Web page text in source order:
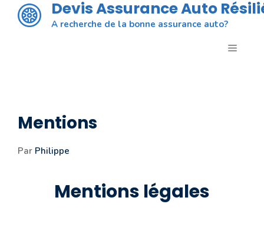
Aller
Devis Assurance Auto
A recherche de la bonne assurance auto?
MENU
Mentions
Par Philippe
Mentions légales